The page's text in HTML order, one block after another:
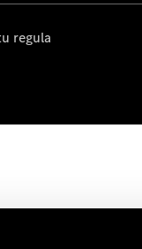
regula